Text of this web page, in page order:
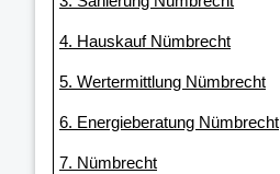
4. Hauskauf Nümbrecht
5. Wertermittlung Nümbrecht
6. Energieberatung Nümbrecht
7. Nümbrecht